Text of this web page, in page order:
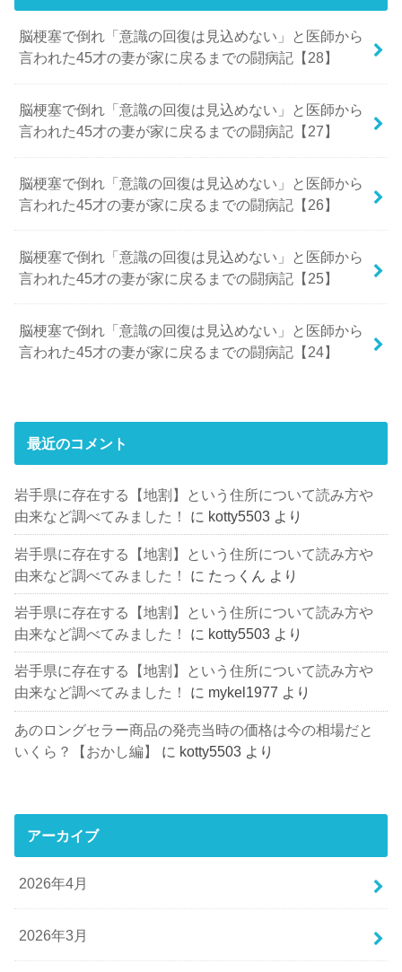
脳梗塞で倒れ「意識の回復は見込めない」と医師から
言われた45才の妻が家に戻るまでの闘病記【28】
脳梗塞で倒れ「意識の回復は見込めない」と医師から
言われた45才の妻が家に戻るまでの闘病記【27】
脳梗塞で倒れ「意識の回復は見込めない」と医師から
言われた45才の妻が家に戻るまでの闘病記【26】
脳梗塞で倒れ「意識の回復は見込めない」と医師から
言われた45才の妻が家に戻るまでの闘病記【25】
脳梗塞で倒れ「意識の回復は見込めない」と医師から
言われた45才の妻が家に戻るまでの闘病記【24】
最近のコメント
岩手県に存在する【地割】という住所について読み方や
由来など調べてみました！
に kotty5503 より
岩手県に存在する【地割】という住所について読み方や
由来など調べてみました！
に たっくん より
岩手県に存在する【地割】という住所について読み方や
由来など調べてみました！
に kotty5503 より
岩手県に存在する【地割】という住所について読み方や
由来など調べてみました！
に mykel1977 より
あのロングセラー商品の発売当時の価格は今の相場だと
いくら？【おかし編】
に kotty5503 より
アーカイブ
2026年4月
2026年3月